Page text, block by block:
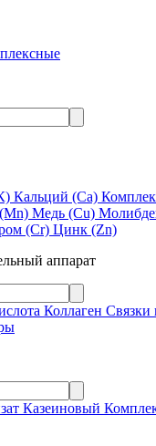
Кальций (Са)
Медь (Сu)
(Cr) Цинк (Zn)
аппарат
Коллаген Связки
Казеиновый